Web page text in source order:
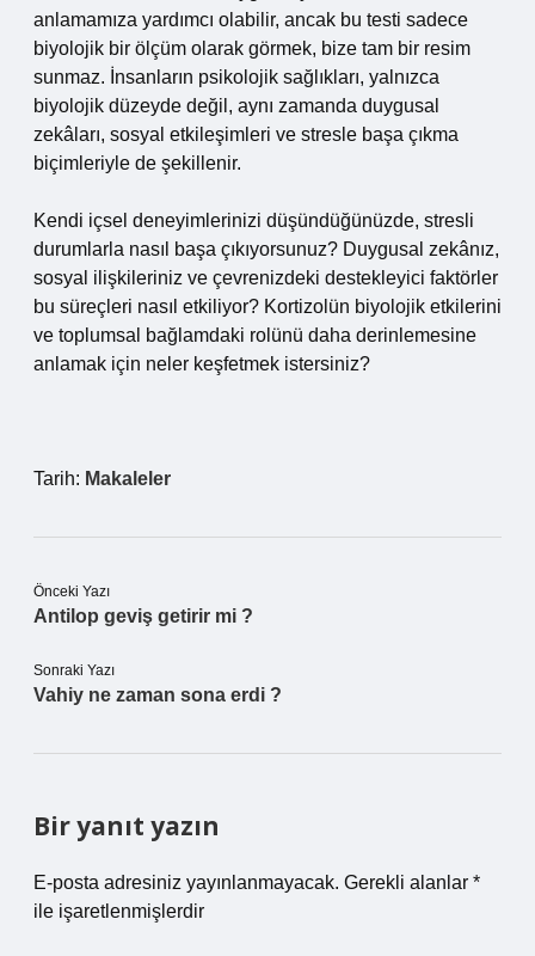
anlamamıza yardımcı olabilir, ancak bu testi sadece
biyolojik bir ölçüm olarak görmek, bize tam bir resim
sunmaz. İnsanların psikolojik sağlıkları, yalnızca
biyolojik düzeyde değil, aynı zamanda duygusal
zekâları, sosyal etkileşimleri ve stresle başa çıkma
biçimleriyle de şekillenir.
Kendi içsel deneyimlerinizi düşündüğünüzde, stresli
durumlarla nasıl başa çıkıyorsunuz? Duygusal zekânız,
sosyal ilişkileriniz ve çevrenizdeki destekleyici faktörler
bu süreçleri nasıl etkiliyor? Kortizolün biyolojik etkilerini
ve toplumsal bağlamdaki rolünü daha derinlemesine
anlamak için neler keşfetmek istersiniz?
Tarih: Makaleler
Önceki Yazı
Antilop geviş getirir mi ?
Sonraki Yazı
Vahiy ne zaman sona erdi ?
Bir yanıt yazın
E-posta adresiniz yayınlanmayacak. Gerekli alanlar *
ile işaretlenmişlerdir